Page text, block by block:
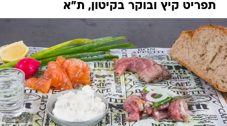
תפריט קיץ ובוקר בקיטון, ת"א